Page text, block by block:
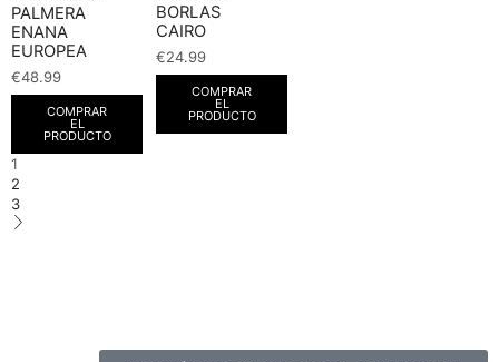
PALMERA
ENANA
EUROPEA
€48.99
COMPRAR
EL
PRODUCTO
BORLAS
CAIRO
€24.99
COMPRAR
EL
PRODUCTO
1
2
3